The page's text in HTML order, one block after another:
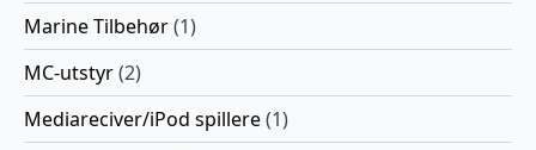
Marine Tilbehør(1)
MC-utstyr(2)
Mediareciver/iPod spillere(1)